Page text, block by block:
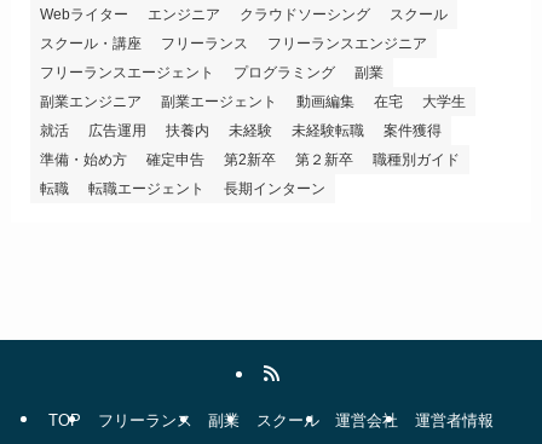
Webライター
エンジニア クラウドソーシング
スクール
スクール・講座
フリーランス
フリーランスエンジニア
フリーランスエージェント
プログラミング
副業
副業エンジニア
副業エージェント 動画編集 在宅
大学生
就活
広告運用 扶養内 未経験 未経験転職
案件獲得
準備・始め方
確定申告 第2新卒 第２新卒
職種別ガイド
転職
転職エージェント 長期インターン
TOP フリーランス 副業 スクール 運営会社 運営者情報